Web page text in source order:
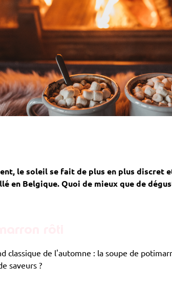
le soleil se fait de plus en plus discret
en Belgique. Quoi de mieux que de
classique de l'automne : la soupe de
saveurs ?